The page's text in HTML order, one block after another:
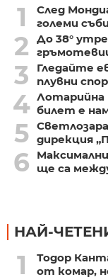
1
След
големи
2
До 38°
3
Гледайте
плувни
4 Лотарийна
билет е
5 дирекция
6
ще са между
НАЙ-
1
Тодор
от комар,